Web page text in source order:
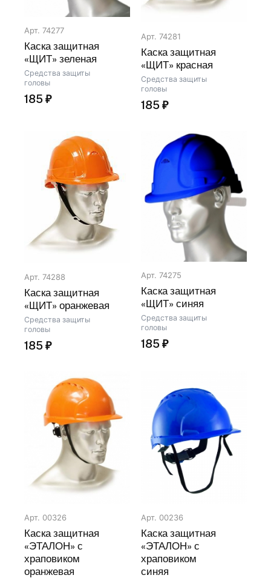
Арт. 74277
Средства защиты
головы
Каска защитная
«ЩИТ» зеленая
185₽
Арт. 74281
Средства защиты
головы
Каска защитная
«ЩИТ» красная
185₽
Арт. 74288
Средства защиты
головы
Каска защитная
«ЩИТ» оранжевая
185₽
Арт. 74275
Средства защиты
головы
Каска защитная
«ЩИТ» синяя
185₽
Арт. 00326
Каска защитная
«ЭТАЛОН» с
храповиком
оранжевая
Арт. 00236
Каска защитная
«ЭТАЛОН» с
храповиком
синяя